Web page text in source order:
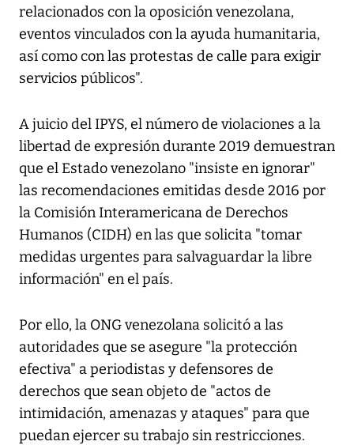
relacionados con la oposición venezolana,
eventos vinculados con la ayuda humanitaria,
así como con las protestas de calle para exigir
servicios públicos".
A juicio del IPYS, el número de violaciones a la
libertad de expresión durante 2019 demuestran
que el Estado venezolano "insiste en ignorar"
las recomendaciones emitidas desde 2016 por
la Comisión Interamericana de Derechos
Humanos (CIDH) en las que solicita "tomar
medidas urgentes para salvaguardar la libre
información" en el país.
Por ello, la ONG venezolana solicitó a las
autoridades que se asegure "la protección
efectiva" a periodistas y defensores de
derechos que sean objeto de "actos de
intimidación, amenazas y ataques" para que
puedan ejercer su trabajo sin restricciones.